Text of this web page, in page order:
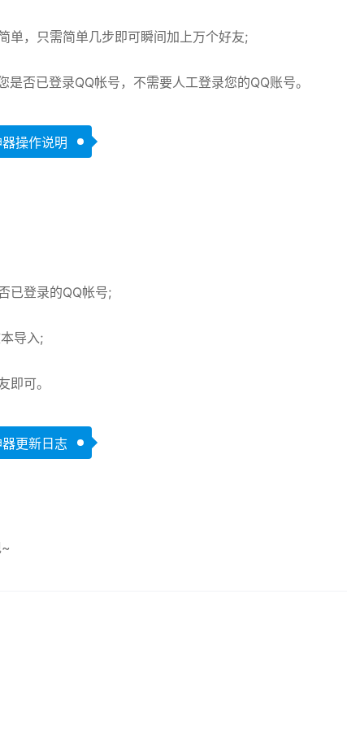
单，只需简单几步即可瞬间加上万个好友;
是否已登录QQ帐号，不需要人工登录您的QQ账号。
操作说明
已登录的QQ帐号;
导入;
即可。
更新日志